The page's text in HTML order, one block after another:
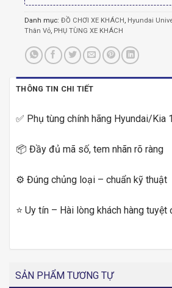
Danh mục: ĐỒ CHƠI XE KHÁCH , Hyundai
Thân Vỏ, PHỤ TÙNG XE KHÁCH
THÔNG TIN CHI TIẾT
✅ Phụ tùng chính hãng Hyundai/Kia
📦 Đầy đủ mã số, tem nhãn rõ ràng
⚙️ Đúng chủng loại – chuẩn kỹ thuật
⭐ Uy tín – Hài lòng khách hàng tuyệt
SẢN PHẨM TƯƠNG TỰ